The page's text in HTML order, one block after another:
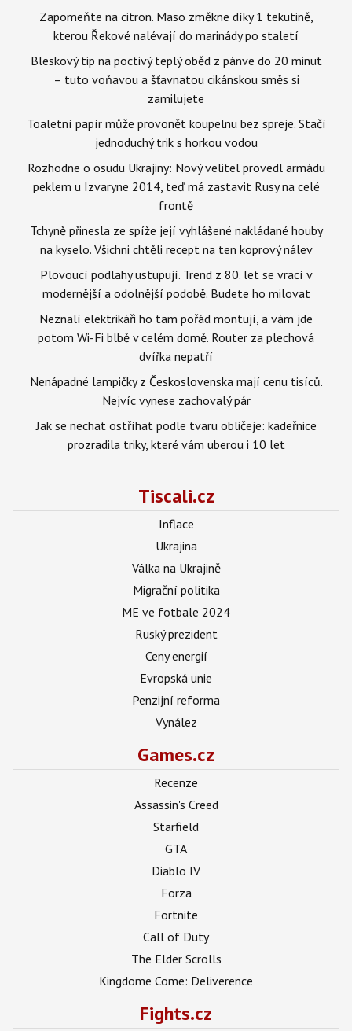
Zapomeňte na citron. Maso změkne díky 1 tekutině,
kterou Řekové nalévají do marinády po staletí
Bleskový tip na poctivý teplý oběd z pánve do 20 minut
– tuto voňavou a šťavnatou cikánskou směs si
zamilujete
Toaletní papír může provonět koupelnu bez spreje. Stačí
jednoduchý trik s horkou vodou
Rozhodne o osudu Ukrajiny: Nový velitel provedl armádu
peklem u Izvaryne 2014, teď má zastavit Rusy na celé
frontě
Tchyně přinesla ze spíže její vyhlášené nakládané houby
na kyselo. Všichni chtěli recept na ten koprový nálev
Plovoucí podlahy ustupují. Trend z 80. let se vrací v
modernější a odolnější podobě. Budete ho milovat
Neznalí elektrikáři ho tam pořád montují, a vám jde
potom Wi-Fi blbě v celém domě. Router za plechová
dvířka nepatří
Nenápadné lampičky z Československa mají cenu tisíců.
Nejvíc vynese zachovalý pár
Jak se nechat ostříhat podle tvaru obličeje: kadeřnice
prozradila triky, které vám uberou i 10 let
Tiscali.cz
Inflace
Ukrajina
Válka na Ukrajině
Migrační politika
ME ve fotbale 2024
Ruský prezident
Ceny energií
Evropská unie
Penzijní reforma
Vynález
Games.cz
Recenze
Assassin's Creed
Starfield
GTA
Diablo IV
Forza
Fortnite
Call of Duty
The Elder Scrolls
Kingdome Come: Deliverence
Fights.cz